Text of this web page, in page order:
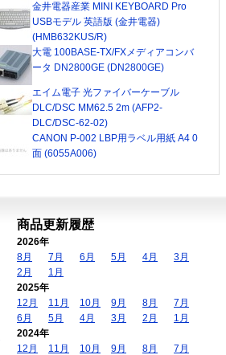
金井電器産業 MINI KEYBOARD Pro
USBモデル 英語版 (金井電器)
(HMB632KUS/R)
大電 100BASE-TX/FXメディアコンバ
ータ DN2800GE (DN2800GE)
エイム電子 光ファイバーケーブル
DLC/DSC MM62.5 2m (AFP2-
DLC/DSC-62-02)
CANON P-002 LBP用ラベル用紙 A4 0
面 (6055A006)
商品更新履歴
2026年
8月
7月 6月 5月 4月
3月
2月
1月
2025年
12月
11月 10月 9月 8月
7月
6月
5月 4月 3月 2月
1月
2024年
12月
11月 10月 9月 8月
7月